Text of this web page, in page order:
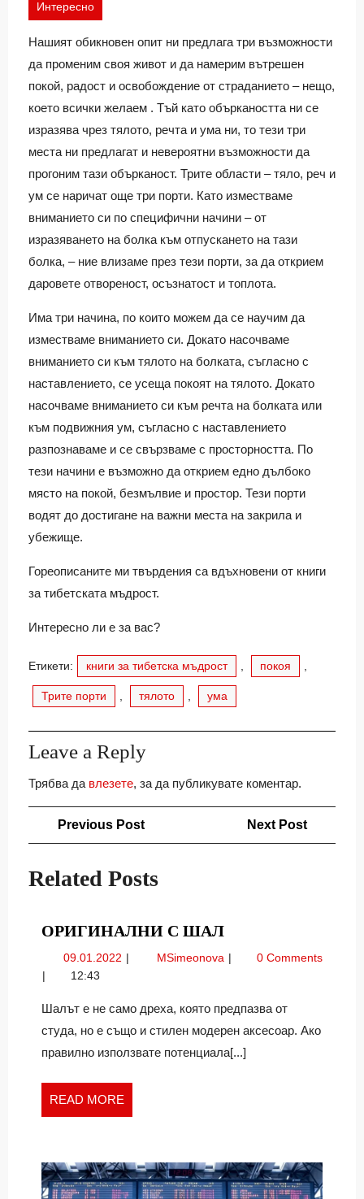
Интересно
Нашият обикновен опит ни предлага три възможности
да променим своя живот и да намерим вътрешен
покой, радост и освобождение от страданието – нещо,
което всички желаем . Тъй като объркаността ни се
изразява чрез тялото, речта и ума ни, то тези три
места ни предлагат и невероятни възможности да
прогоним тази обърканост. Трите области – тяло, реч и
ум се наричат още три порти. Като изместваме
вниманието си по специфични начини – от
изразяването на болка към отпускането на тази
болка, – ние влизаме през тези порти, за да открием
даровете отвореност, осъзнатост и топлота.
Има три начина, по които можем да се научим да
изместваме вниманието си. Докато насочваме
вниманието си към тялото на болката, съгласно с
наставлението, се усеща покоят на тялото. Докато
насочваме вниманието си към речта на болката или
към подвижния ум, съгласно с наставлението
разпознаваме и се свързваме с просторността. По
тези начини е възможно да открием едно дълбоко
място на покой, безмълвие и простор. Тези порти
водят до достигане на важни места на закрила и
убежище.
Гореописаните ми твърдения са вдъхновени от книги
за тибетската мъдрост.
Интересно ли е за вас?
Етикети: книги за тибетска мъдрост покоя
Трите порти тялото ума
Leave a Reply
Трябва да влезете, за да публикувате коментар.
Навигация
Previous PostPrevious
Next Post
Related Posts
ОРИГИНАЛНИ С ШАЛОРИГИНАЛНИ
С
ШАЛ
09.01.2022 09.01.2022MSimeonova Оригинални
0 Comments
12:43
Шалът е не само дреха, която предпазва от
студа, но е също и стилен модерен аксесоар. Ако
правилно използвате потенциала[...]
READ MORE
MORE